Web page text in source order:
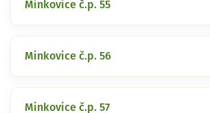
Minkovice č.p. 55
Minkovice č.p. 56
Minkovice č.p. 57